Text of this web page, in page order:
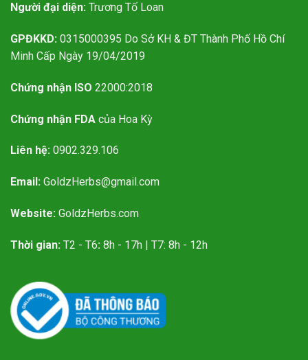
Người đại diện: Trương Tố Loan
GPĐKKD: 0315000395 Do Sở KH & ĐT Thành Phố Hồ Chí
Minh Cấp Ngày 19/04/2019
Chứng nhận ISO 22000:2018
Chứng nhận FDA của Hoa Kỳ
Liên hệ: 0902.329.106
Email: GoldzHerbs@gmail.com
Website: GoldzHerbs.com
Thời gian: T2 - T6: 8h - 17h | T7: 8h - 12h